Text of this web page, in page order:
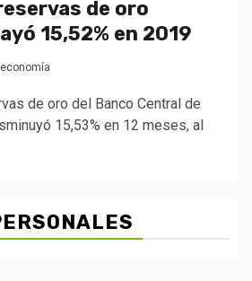
de oro
15,52% en 2019
economía
de oro del Banco Central de
15,53% en 12 meses, al